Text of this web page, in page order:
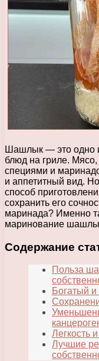
Шашлык — это одно
блюд на гриле.
специями и
и аппетитный вид.
способ
сохранить его
маринада? Именно
маринование
Содержание
Польза
Богатый
Легкость
Лучшие